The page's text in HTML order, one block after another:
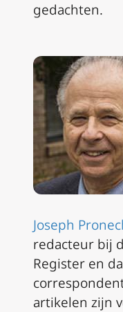
gedachten.
Joseph
redacteur bij
Register en
artikelen zijn